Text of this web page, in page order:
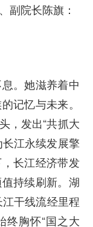
副院长陈旗：
。她滋养着中
记忆与未来。
，发出“共抓大
江永续发展擎
长江经济带发
持续刷新。湖
江干线流经里程
终胸怀“国之大